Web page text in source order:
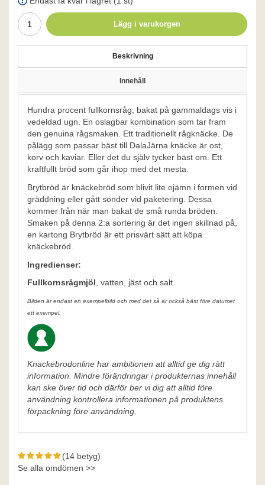
Lägg i varukorgen
Beskrivning
Innehåll
Hundra procent fullkornsråg, bakat på gammal­dags vis i
vedeldad ugn. En oslagbar kombination som tar fram
den genuina rågsmaken. Ett traditionellt rågknäcke. De
pålägg som passar bäst till DalaJärna knäcke är ost,
korv och kaviar. Eller det du själv tycker bäst om. Ett
kraftfullt bröd som går ihop med det mesta.
Brytbröd är knäckebröd som blivit lite ojämn i formen vid
gräddning eller gått sönder vid paketering. Dessa
kommer från när man bakat de små runda bröden.
Smaken på denna 2:a sortering är det ingen skillnad på,
en kartong Brytbröd är ett prisvärt sätt att köpa
knäckebröd.
Ingredienser:
Fullkornsrågmjöl , vatten, jäst och salt.
Bilden är endast en exempelbild och med det så är också bäst före datumet
ett exempel.
Knackebrodonline har ambitionen att alltid ge dig rätt
information. Mindre förändringar i produkternas innehåll
kan ske över tid och därför ber vi dig att alltid före
användning kontrollera informationen på produktens
förpackning före användning.
(14 betyg)
Se alla omdömen >>